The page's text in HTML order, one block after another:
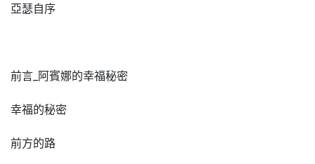
亞瑟自序
前言_阿賓娜的幸福秘密
幸福的秘密
前方的路